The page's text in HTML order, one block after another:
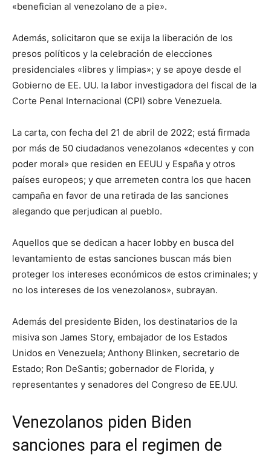
«benefician al venezolano de a pie».
Además, solicitaron que se exija la liberación de los
presos políticos y la celebración de elecciones
presidenciales «libres y limpias»; y se apoye desde el
Gobierno de EE. UU. la labor investigadora del fiscal de la
Corte Penal Internacional (CPI) sobre Venezuela.
La carta, con fecha del 21 de abril de 2022; está firmada
por más de 50 ciudadanos venezolanos «decentes y con
poder moral» que residen en EEUU y España y otros
países europeos; y que arremeten contra los que hacen
campaña en favor de una retirada de las sanciones
alegando que perjudican al pueblo.
Aquellos que se dedican a hacer lobby en busca del
levantamiento de estas sanciones buscan más bien
proteger los intereses económicos de estos criminales; y
no los intereses de los venezolanos», subrayan.
Además del presidente Biden, los destinatarios de la
misiva son James Story, embajador de los Estados
Unidos en Venezuela; Anthony Blinken, secretario de
Estado; Ron DeSantis; gobernador de Florida, y
representantes y senadores del Congreso de EE.UU.
Venezolanos piden Biden
sanciones para el regimen de